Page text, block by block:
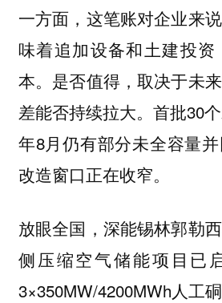
一方面，这笔账对企业来说
味着追加设备和土建投资
本。是否值得，取决于未
差能否持续拉大。首批30
年8月仍有部分未全容量
改造窗口正在收窄。
放眼全国，深能锡林郭勒
侧压缩空气储能项目已
3×350MW/4200MWh人工